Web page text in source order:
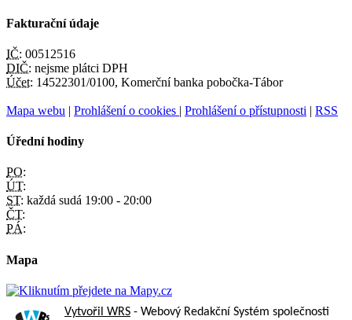
Fakturační údaje
IČ: 00512516
DIČ: nejsme plátci DPH
Účet: 14522301/0100, Komerční banka pobočka-Tábor
Mapa webu | Prohlášení o cookies | Prohlášení o přístupnosti | RSS
Úřední hodiny
PO:
ÚT:
ST: každá sudá 19:00 - 20:00
ČT:
PÁ:
Mapa
Vytvořil WRS - Webový Redakční Systém společnosti